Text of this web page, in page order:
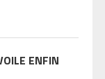
ENFIN